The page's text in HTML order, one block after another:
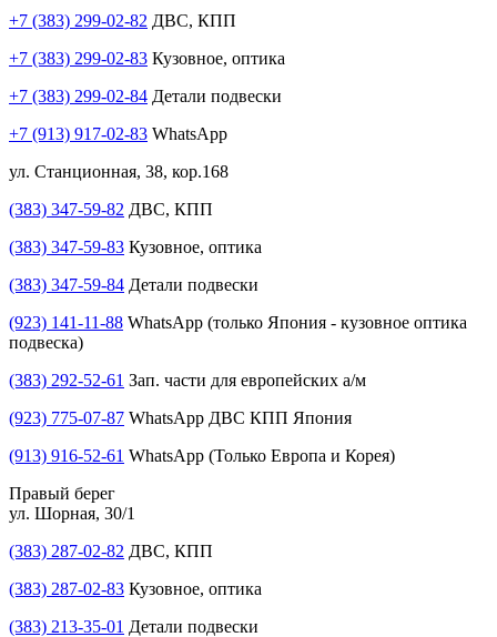
+7 (383) 299-02-82 ДВС, КПП
+7 (383) 299-02-83 Кузовное, оптика
+7 (383) 299-02-84 Детали подвески
+7 (913) 917-02-83 WhatsApp
ул. Станционная, 38, кор.168
(383) 347-59-82 ДВС, КПП
(383) 347-59-83 Кузовное, оптика
(383) 347-59-84 Детали подвески
(923) 141-11-88 WhatsApp (только Япония - кузовное оптика
подвеска)
(383) 292-52-61 Зап. части для европейских а/м
(923) 775-07-87 WhatsApp ДВС КПП Япония
(913) 916-52-61 WhatsApp (Только Европа и Корея)
Правый берег
ул. Шорная, 30/1
(383) 287-02-82 ДВС, КПП
(383) 287-02-83 Кузовное, оптика
(383) 213-35-01 Детали подвески